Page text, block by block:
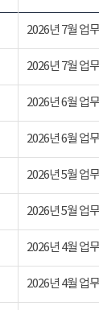
2026년 7월 업
2026년 7월 업
2026년 6월 업
2026년 6월 업
2026년 5월 업
2026년 5월 업
2026년 4월 업
2026년 4월 업